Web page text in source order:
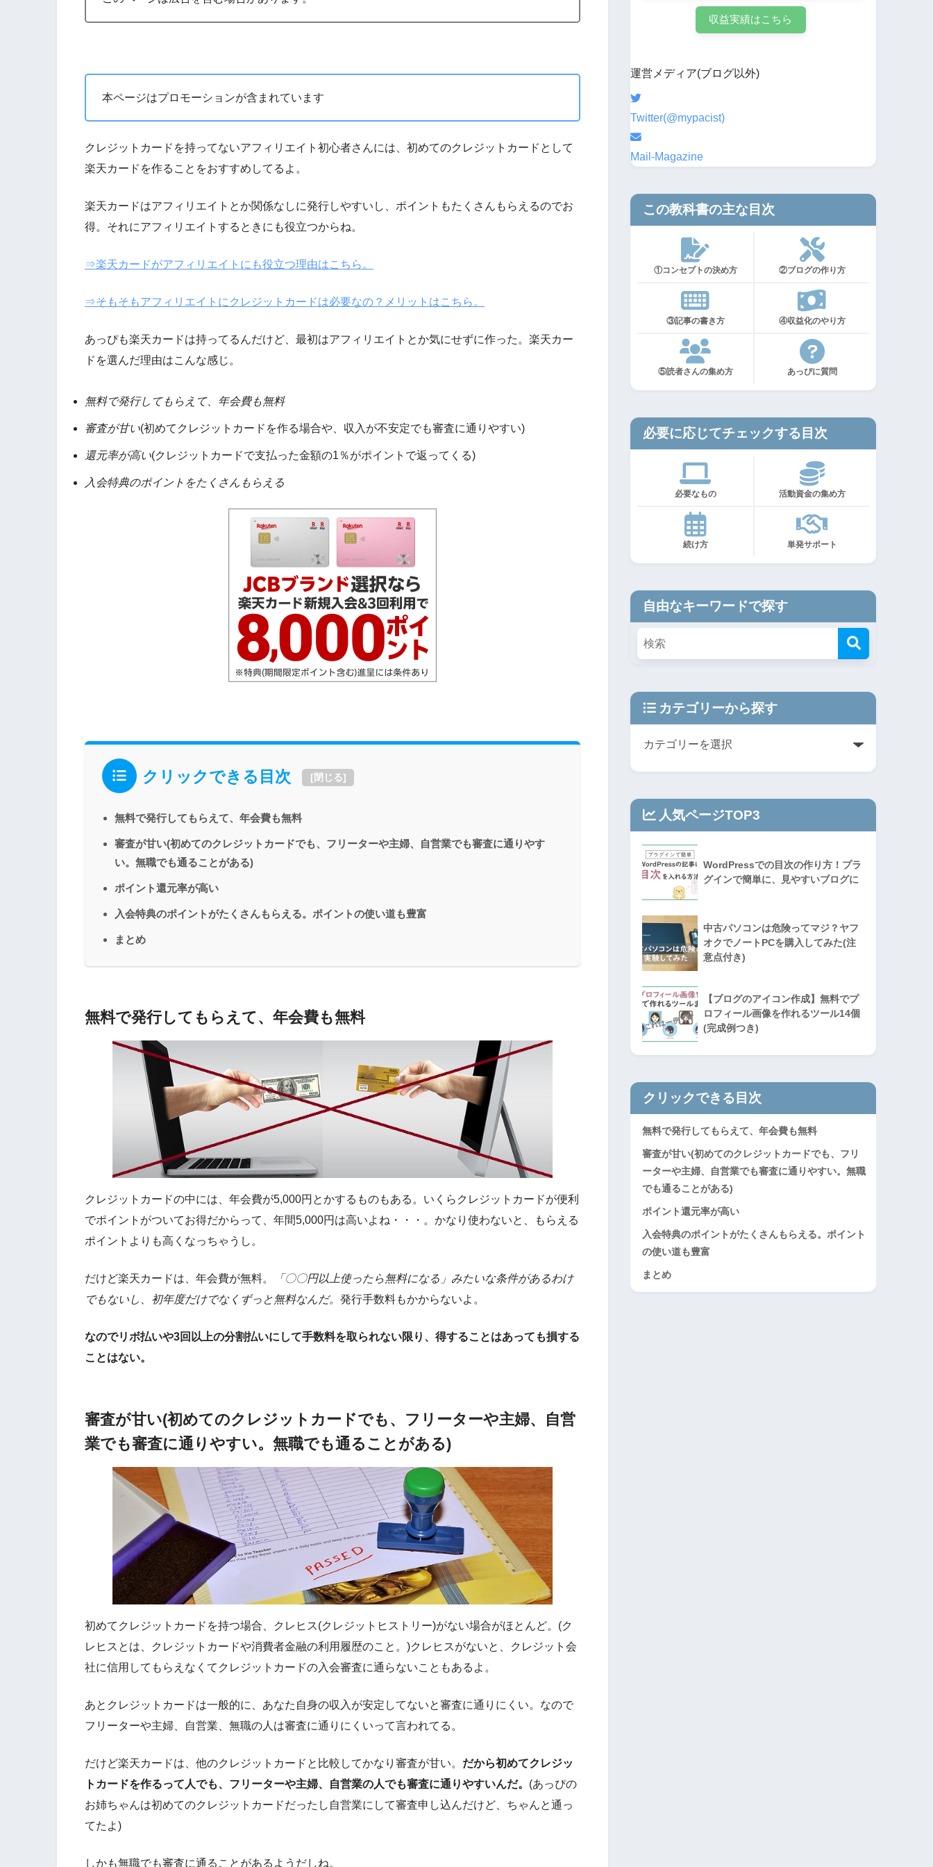
本ページはプロモーションが含まれています
クレジットカードを持ってないアフィリエイト初心者さんには、初めてのクレジットカードとして
楽天カードを作ることをおすすめしてるよ。
楽天カードはアフィリエイトとか関係なしに発行しやすいし、ポイントもたくさんもらえるのでお
得。それにアフィリエイトするときにも役立つからね。
⇒楽天カードがアフィリエイトにも役立つ理由はこちら。
⇒そもそもアフィリエイトにクレジットカードは必要なの？メリットはこちら。
あっぴも楽天カードは持ってるんだけど、最初はアフィリエイトとか気にせずに作った。楽天カー
ドを選んだ理由はこんな感じ。
無料で発行してもらえて、年会費も無料
審査が甘い(初めてクレジットカードを作る場合や、収入が不安定でも審査に通りやすい)
還元率が高い(クレジットカードで支払った金額の1％がポイントで返ってくる)
入会特典のポイントをたくさんもらえる
クリックできる目次 [閉じる]
無料で発行してもらえて、年会費も無料
審査が甘い(初めてのクレジットカードでも、フリーターや主婦、自営業でも審査に通りやす
い。無職でも通ることがある)
ポイント還元率が高い
入会特典のポイントがたくさんもらえる。ポイントの使い道も豊富
まとめ
無料で発行してもらえて、年会費も無料
クレジットカードの中には、年会費が5,000円とかするものもある。いくらクレジットカードが便利
でポイントがついてお得だからって、年間5,000円は高いよね・・・。かなり使わないと、もらえる
ポイントよりも高くなっちゃうし。
だけど楽天カードは、年会費が無料。
「〇〇円以上使ったら無料になる」みたいな条件があるわけ
でもないし、初年度だけでなくずっと無料なんだ。 発行手数料もかからないよ。
なのでリボ払いや3回以上の分割払いにして手数料を取られない限り、得することはあっても損する
ことはない。
審査が甘い(初めてのクレジットカードでも、フリーターや主婦、自営
業でも審査に通りやすい。無職でも通ることがある)
初めてクレジットカードを持つ場合、クレヒス(クレジットヒストリー)がない場合がほとんど。(ク
レヒスとは、クレジットカードや消費者金融の利用履歴のこと。)クレヒスがないと、クレジット会
社に信用してもらえなくてクレジットカードの入会審査に通らないこともあるよ。
あとクレジットカードは一般的に、あなた自身の収入が安定してないと審査に通りにくい。なので
フリーターや主婦、自営業、無職の人は審査に通りにくいって言われてる。
だけど楽天カードは、他のクレジットカードと比較してかなり審査が甘い。 だから初めてクレジッ
トカードを作るって人でも、フリーターや主婦、自営業の人でも審査に通りやすいんだ。 (あっぴの
お姉ちゃんは初めてのクレジットカードだったし自営業にして審査申し込んだけど、ちゃんと通っ
てたよ)
しかも無職でも審査に通ることがあるようだしね。
収益実績はこちら
運営メディア(ブログ以外)
Twitter(@mypacist)
Mail-Magazine
この教科書の主な目次
①コンセプトの決め方 ②ブログの作り方
③記事の書き方 ④収益化のやり方
⑤読者さんの集め方 あっぴに質問
必要に応じてチェックする目次
必要なもの 活動資金の集め方
続け方 単発サポート
自由なキーワードで探す
カテゴリーから探す
人気ページTOP3
WordPressでの目次の作り方！プラ
グインで簡単に、見やすいブログに
中古パソコンは危険ってマジ？ヤフ
オクでノートPCを購入してみた(注
意点付き)
【ブログのアイコン作成】無料でプ
ロフィール画像を作れるツール14個
(完成例つき)
クリックできる目次
無料で発行してもらえて、年会費も無料
審査が甘い(初めてのクレジットカードでも、フリ
ーターや主婦、自営業でも審査に通りやすい。無職
でも通ることがある)
ポイント還元率が高い
入会特典のポイントがたくさんもらえる。ポイント
の使い道も豊富
まとめ